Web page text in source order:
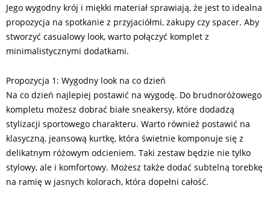
Jego wygodny krój i miękki materiał sprawiają, że jest to idealna
propozycja na spotkanie z przyjaciółmi, zakupy czy spacer. Aby
stworzyć casualowy look, warto połączyć komplet z
minimalistycznymi dodatkami.
Propozycja 1: Wygodny look na co dzień
Na co dzień najlepiej postawić na wygodę. Do brudnoróżowego
kompletu możesz dobrać białe sneakersy, które dodadzą
stylizacji sportowego charakteru. Warto również postawić na
klasyczną, jeansową kurtkę, która świetnie komponuje się z
delikatnym różowym odcieniem. Taki zestaw będzie nie tylko
stylowy, ale i komfortowy. Możesz także dodać subtelną torebkę
na ramię w jasnych kolorach, która dopełni całość.